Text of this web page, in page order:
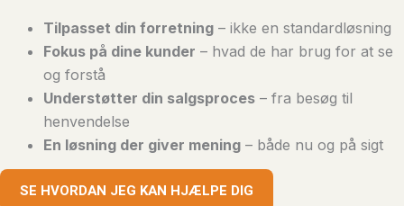
Tilpasset din forretning – ikke en standardløsning
Fokus på dine kunder – hvad de har brug for at se
og forstå
Understøtter din salgsproces – fra besøg til
henvendelse
En løsning der giver mening – både nu og på sigt
SE HVORDAN JEG KAN HJÆLPE DIG